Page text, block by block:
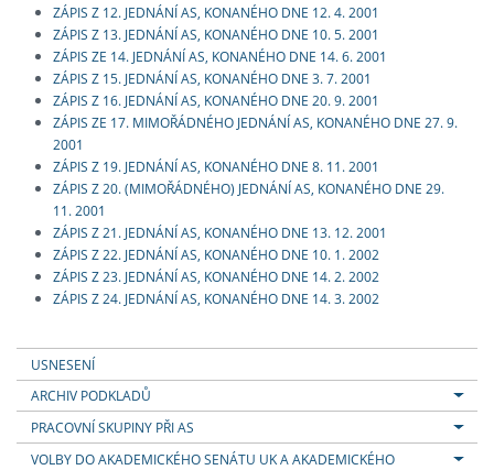
ZÁPIS Z 12. JEDNÁNÍ AS, KONANÉHO DNE 12. 4. 2001
ZÁPIS Z 13. JEDNÁNÍ AS, KONANÉHO DNE 10. 5. 2001
ZÁPIS ZE 14. JEDNÁNÍ AS, KONANÉHO DNE 14. 6. 2001
ZÁPIS Z 15. JEDNÁNÍ AS, KONANÉHO DNE 3. 7. 2001
ZÁPIS Z 16. JEDNÁNÍ AS, KONANÉHO DNE 20. 9. 2001
ZÁPIS ZE 17. MIMOŘÁDNÉHO JEDNÁNÍ AS, KONANÉHO DNE 27. 9.
2001
ZÁPIS Z 19. JEDNÁNÍ AS, KONANÉHO DNE 8. 11. 2001
ZÁPIS Z 20. (MIMOŘÁDNÉHO) JEDNÁNÍ AS, KONANÉHO DNE 29.
11. 2001
ZÁPIS Z 21. JEDNÁNÍ AS, KONANÉHO DNE 13. 12. 2001
ZÁPIS Z 22. JEDNÁNÍ AS, KONANÉHO DNE 10. 1. 2002
ZÁPIS Z 23. JEDNÁNÍ AS, KONANÉHO DNE 14. 2. 2002
ZÁPIS Z 24. JEDNÁNÍ AS, KONANÉHO DNE 14. 3. 2002
USNESENÍ
ARCHIV PODKLADŮ
PRACOVNÍ SKUPINY PŘI AS
VOLBY DO AKADEMICKÉHO SENÁTU UK A AKADEMICKÉHO